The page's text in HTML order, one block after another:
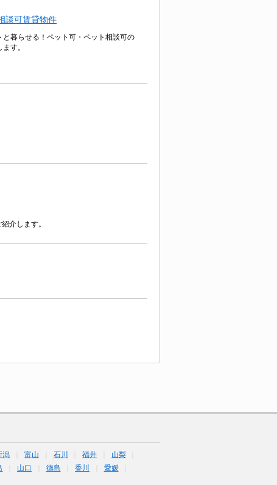
談可賃貸物件
と暮らせる！ペット可・ペット相談可の
す。
介します。
潟 富山 石川 福井
山梨
山口 徳島 香川
愛媛